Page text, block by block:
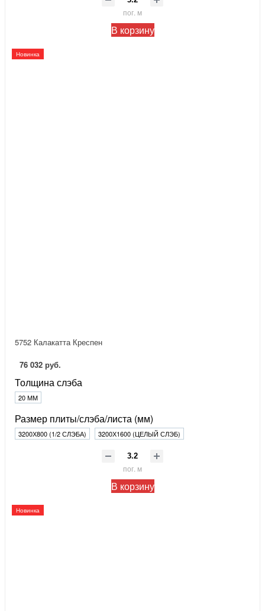
пог. м
В корзину
Новинка
5752 Калакатта Креспен
76 032 руб.
Толщина слэба
20 ММ
Размер плиты/слэба/листа (мм)
3200Х800 (1/2 СЛЭБА) 3200Х1600 (ЦЕЛЫЙ СЛЭБ)
пог. м
В корзину
Новинка